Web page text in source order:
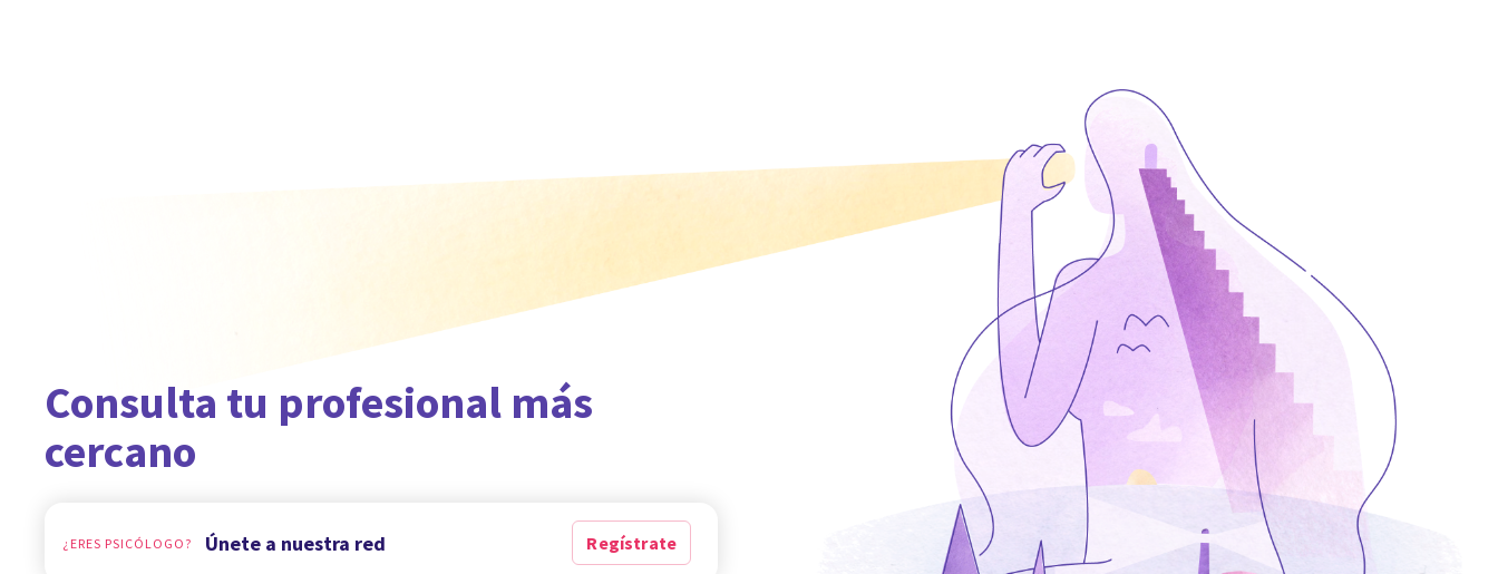
Consulta tu profesional más
cercano
¿ERES PSICÓLOGO? Únete a nuestra red Regístrate